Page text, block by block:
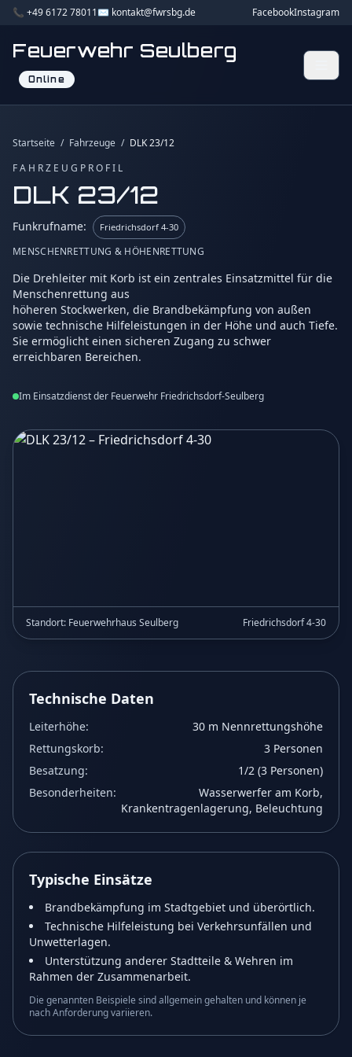
📞 +49 6172 78011✉️ kontakt@fwrsbg.de FacebookInstagram
Feuerwehr Seulberg
Online
Startseite / Fahrzeuge / DLK 23/12
FAHRZEUGPROFIL
DLK 23/12
Funkrufname: Friedrichsdorf 4-30
MENSCHENRETTUNG & HÖHENRETTUNG
Die Drehleiter mit Korb ist ein zentrales Einsatzmittel für die
Menschenrettung aus
höheren Stockwerken, die Brandbekämpfung von außen
sowie technische Hilfeleistungen in der Höhe und auch Tiefe.
Sie ermöglicht einen sicheren Zugang zu schwer
erreichbaren Bereichen.
Im Einsatzdienst der Feuerwehr Friedrichsdorf-Seulberg
Standort: Feuerwehrhaus Seulberg Friedrichsdorf 4-30
Technische Daten
Leiterhöhe:
30 m Nennrettungshöhe
Rettungskorb:
3 Personen
Besatzung:
1/2 (3 Personen)
Besonderheiten:
Wasserwerfer am Korb,
Krankentragenlagerung, Beleuchtung
Typische Einsätze
Brandbekämpfung im Stadtgebiet und überörtlich.
Technische Hilfeleistung bei Verkehrsunfällen und
Unwetterlagen.
Unterstützung anderer Stadtteile & Wehren im
Rahmen der Zusammenarbeit.
Die genannten Beispiele sind allgemein gehalten und können je
nach Anforderung variieren.